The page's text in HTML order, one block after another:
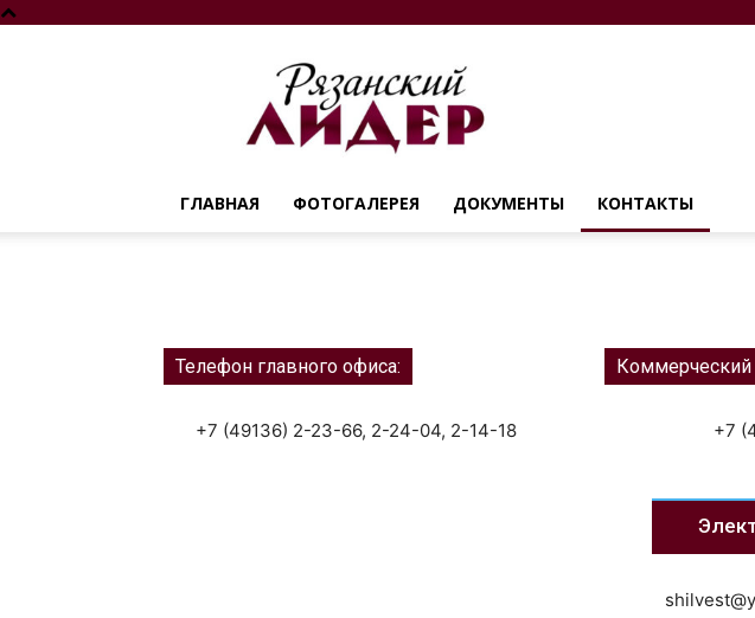
лидер
ГЛАВНАЯ ФОТОГАЛЕРЕЯ ДОКУМЕНТЫ КОНТАКТЫ
Телефон главного офиса:
+7 (49136) 2-23-66, 2-24-04, 2-14-18
Коммерческий
+7